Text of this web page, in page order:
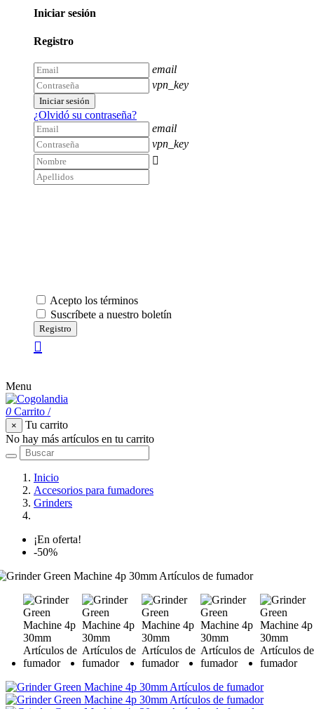
Iniciar sesión
Registro
email
vpn_key
Iniciar sesión
¿Olvidó su contraseña?
email
vpn_key

Acepto los términos
Suscríbete a nuestro boletín
Registro
Menu
0 Carrito /
×
Tu carrito
No hay más artículos en tu carrito
Inicio
Accesorios para fumadores
Grinders
¡En oferta!
-50%